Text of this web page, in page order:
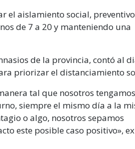
el aislamiento social,
de 7 a 20 y manteniendo una
de la provincia, contó al
priorizar el distanciamiento
tal que nosotros tengamos
siempre el mismo día a la
o algo, nosotros sepamos
este posible caso positivo»,